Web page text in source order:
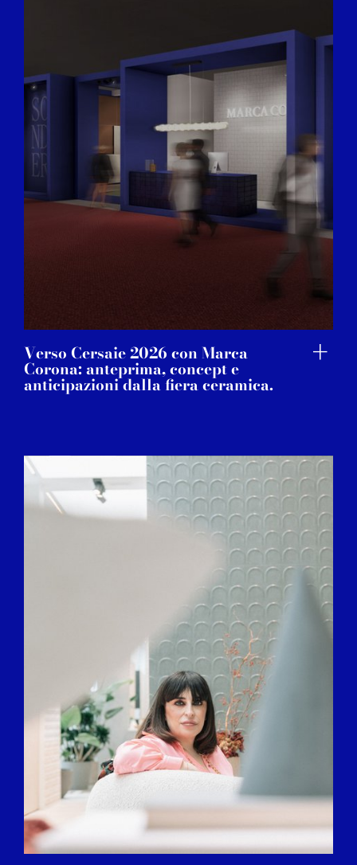
Verso Cersaie 2026 con Marca
Corona: anteprima, concept e
anticipazioni dalla fiera ceramica.